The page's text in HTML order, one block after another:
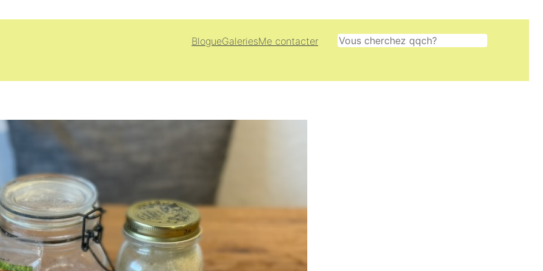
BlogueGaleriesMe contacter Rechercher